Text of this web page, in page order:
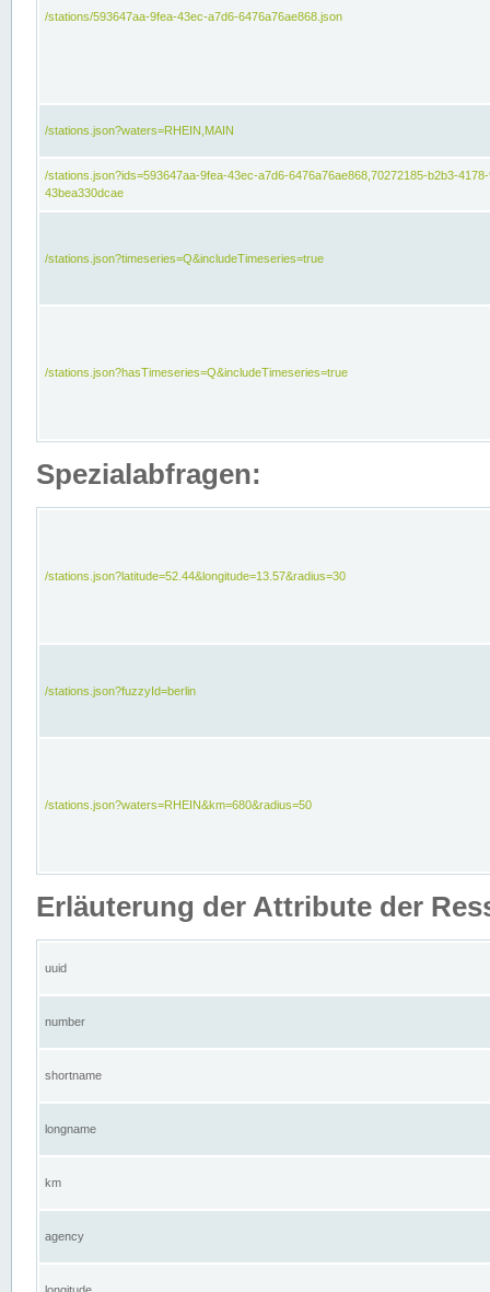
/stations/593647aa-9fea-43ec-a7d6-6476a76ae868.json
/stations.json?waters=RHEIN,MAIN
/stations.json?ids=593647aa-9fea-43ec-a7d6-6476a76ae868,70272185-b2b3-
43bea330dcae
/stations.json?timeseries=Q&includeTimeseries=true
/stations.json?hasTimeseries=Q&includeTimeseries=true
Spezialabfragen:
/stations.json?latitude=52.44&longitude=13.57&radius=30
/stations.json?fuzzyId=berlin
/stations.json?waters=RHEIN&km=680&radius=50
Erläuterung der Attribute der
uuid
number
shortname
longname
km
agency